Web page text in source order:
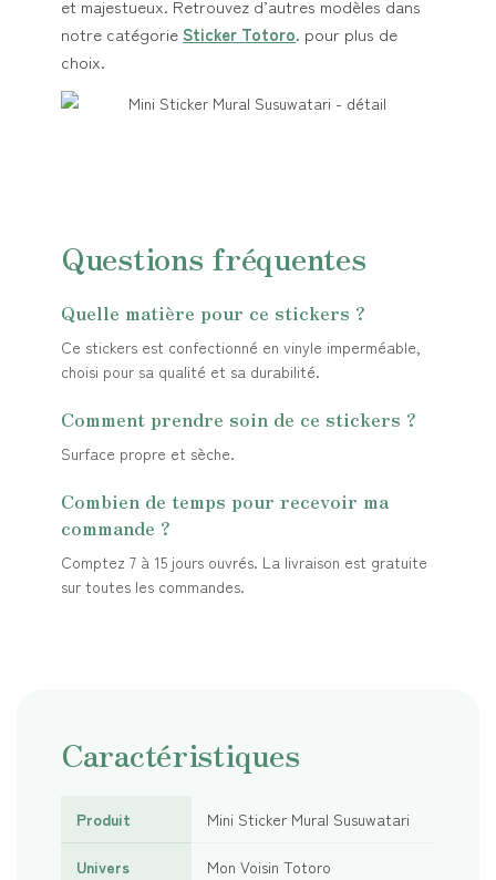
et majestueux. Retrouvez d’autres modèles dans
notre catégorieSticker Totoro. pour plus de
choix.
Questions fréquentes
Quelle matière pour ce stickers ?
Ce stickers est confectionné en vinyle imperméable,
choisi pour sa qualité et sa durabilité.
Comment prendre soin de ce stickers ?
Surface propre et sèche.
Combien de temps pour recevoir ma
commande ?
Comptez 7 à 15 jours ouvrés. La livraison est gratuite
sur toutes les commandes.
Caractéristiques
Produit Mini Sticker Mural Susuwatari
Univers Mon Voisin Totoro